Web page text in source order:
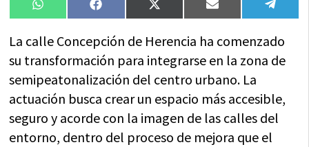
Compartir
en
WhatsAppCompartir
en
FacebookCompartir
en
X
(Twitter)
Compartir
en
Email
en
La calle Concepción de Herencia ha comenzado
su transformación para integrarse en la zona de
semipeatonalización del centro urbano. La
actuación busca crear un espacio más accesible,
seguro y acorde con la imagen de las calles del
entorno, dentro del proceso de mejora que el